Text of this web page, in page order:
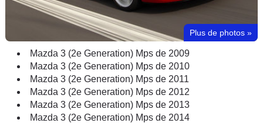
Plus de photos »
Mazda 3 (2e Generation) Mps de 2009
Mazda 3 (2e Generation) Mps de 2010
Mazda 3 (2e Generation) Mps de 2011
Mazda 3 (2e Generation) Mps de 2012
Mazda 3 (2e Generation) Mps de 2013
Mazda 3 (2e Generation) Mps de 2014